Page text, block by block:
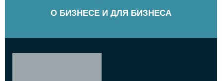
О БИЗНЕСЕ И ДЛЯ БИЗНЕСА